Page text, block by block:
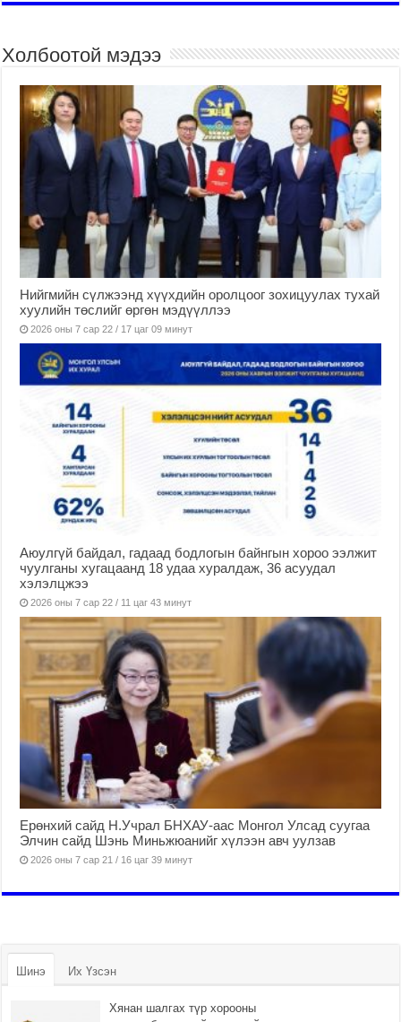
Холбоотой мэдээ
Нийгмийн сүлжээнд хүүхдийн оролцоог зохицуулах тухай
хуулийн төслийг өргөн мэдүүллээ
2026 оны 7 сар 22 / 17 цаг 09 минут
Аюулгүй байдал, гадаад бодлогын байнгын хороо ээлжит
чуулганы хугацаанд 18 удаа хуралдаж, 36 асуудал
хэлэлцжээ
2026 оны 7 сар 22 / 11 цаг 43 минут
Ерөнхий сайд Н.Учрал БНХАУ-аас Монгол Улсад суугаа
Элчин сайд Шэнь Миньжюанийг хүлээн авч уулзав
2026 оны 7 сар 21 / 16 цаг 39 минут
Шинэ Их Үзсэн
Хянан шалгах түр хорооны